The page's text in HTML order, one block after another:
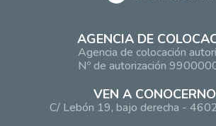
AGENCIA DE
Agencia de colocación
Nº de autorización
VEN A
C/ Lebón 19, bajo derecha -